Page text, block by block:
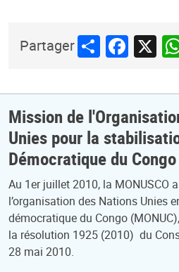
PartagerShareX
Mission de
Unies pour la
Démocratique du Congo
Au 1er juillet 2010, la MONUSCO
l’organisation des Nations Unies
démocratique du Congo
la résolution 1925 (2010) du
28 mai 2010.